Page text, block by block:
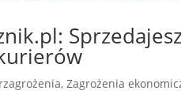
,Zagrożenia